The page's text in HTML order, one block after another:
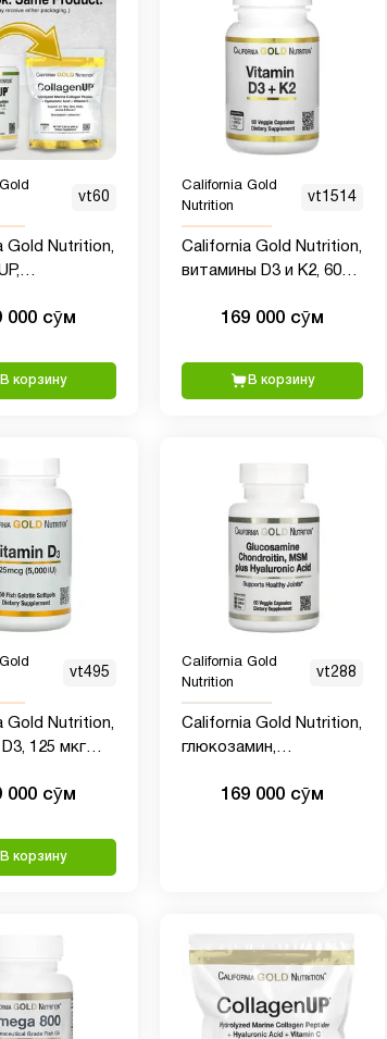
vt60
Gold Nutrition,
C, без
добавок, 204
000 сӯм
В корзину
California Gold
Nutrition
vt1514
California Gold Nutrition,
витамины D3 и К2, 60
169 000 сӯм
В корзину
vt495
Gold Nutrition,
125 мкг
желатина
000 сӯм
В корзину
California Gold
Nutrition
vt288
California Gold Nutrition,
глюкозамин,
гиалуроновой
169 000 сӯм